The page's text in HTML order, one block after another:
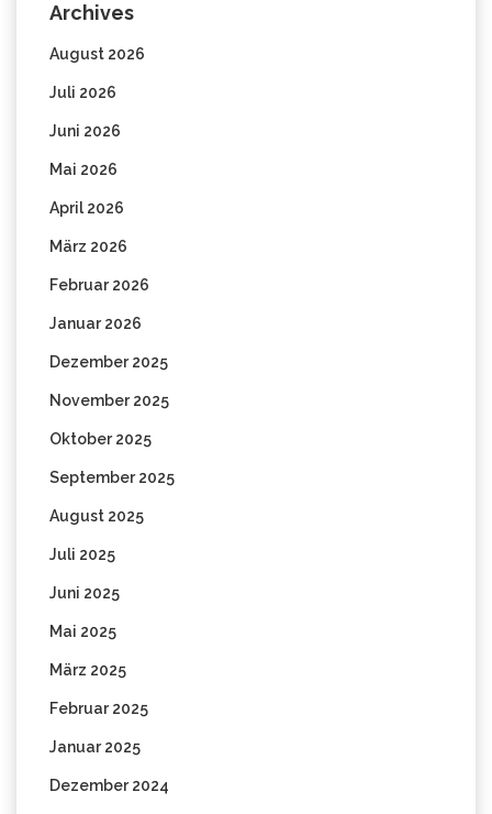
Archives
August 2026
Juli 2026
Juni 2026
Mai 2026
April 2026
März 2026
Februar 2026
Januar 2026
Dezember 2025
November 2025
Oktober 2025
September 2025
August 2025
Juli 2025
Juni 2025
Mai 2025
März 2025
Februar 2025
Januar 2025
Dezember 2024